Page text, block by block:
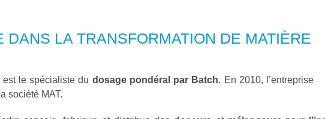
DANS LA TRANSFORMATION DE MATIÈRE
le spécialiste du dosage pondéral par Batch. En 2010, l’entreprise
société MAT.